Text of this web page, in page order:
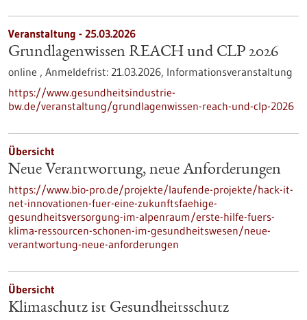
Veranstaltung - 25.03.2026
Grundlagenwissen REACH und CLP 2026
online , Anmeldefrist: 21.03.2026, Informationsveranstaltung
https://www.gesundheitsindustrie-
bw.de/veranstaltung/grundlagenwissen-reach-und-clp-2026
Übersicht
Neue Verantwortung, neue Anforderungen
https://www.bio-pro.de/projekte/laufende-projekte/hack-it-
net-innovationen-fuer-eine-zukunftsfaehige-
gesundheitsversorgung-im-alpenraum/erste-hilfe-fuers-
klima-ressourcen-schonen-im-gesundheitswesen/neue-
verantwortung-neue-anforderungen
Übersicht
Klimaschutz ist Gesundheitsschutz